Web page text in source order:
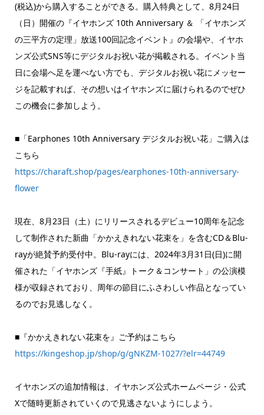
(税込)から購入することができる。購入特典として、8月24日
（日）開催の『イヤホンズ 10th Anniversary ＆ 「イヤホンズ
の三平方の定理」放送100回記念イベント』の会場や、イヤホ
ンズ公式SNS等にデジタルお祝い花が掲載される。イベント当
日に会場へ足を運べない方でも、デジタルお祝い花にメッセー
ジを記載すれば、その想いはイヤホンズに届けられるのでぜひ
この機会に参加しよう。
■「Earphones 10th Anniversary デジタルお祝い花」ご購入は
こちら
https://charaft.shop/pages/earphones-10th-anniversary-
flower
現在、8月23日（土）にリリースされるデビュー10周年を記念
して制作された新曲「かかえきれない花束を」を含むCD＆Blu-
rayが絶賛予約受付中。Blu-rayには、2024年3月31日(日)に開
催された「イヤホンズ『手紙』トーク＆コンサート」の公演模
様が収録されており、周年の節目にふさわしい作品となってい
るのでお見逃しなく。
■『かかえきれない花束を』ご予約はこちら
https://kingeshop.jp/shop/g/gNKZM-1027/?elr=44749
イヤホンズの追加情報は、イヤホンズ公式ホームページ・公式
Xで随時更新されていくので見逃さないようにしよう。